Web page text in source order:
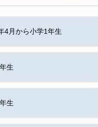
4月から小学1年生
生
生